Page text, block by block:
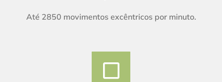
Até 2850 movimentos excêntricos por minuto.